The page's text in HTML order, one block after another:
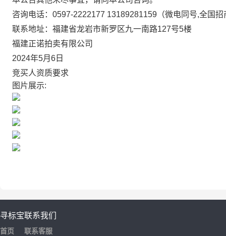
咨询电话： 0597-2222177 13189281159（微电同号,全国招
联系地址：福建省龙岩市新罗区九一南路127号5楼
福建正诺拍卖有限公司
2024年5月6日
竞买人资质要求
图片展示:
寻标宝
首页
联系我们
联系客服